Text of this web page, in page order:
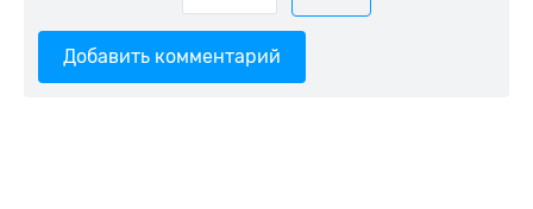
Добавить комментарий